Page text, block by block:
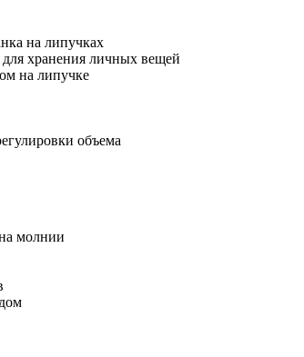
на липучках
хранения личных вещей
на липучке
объема
молнии